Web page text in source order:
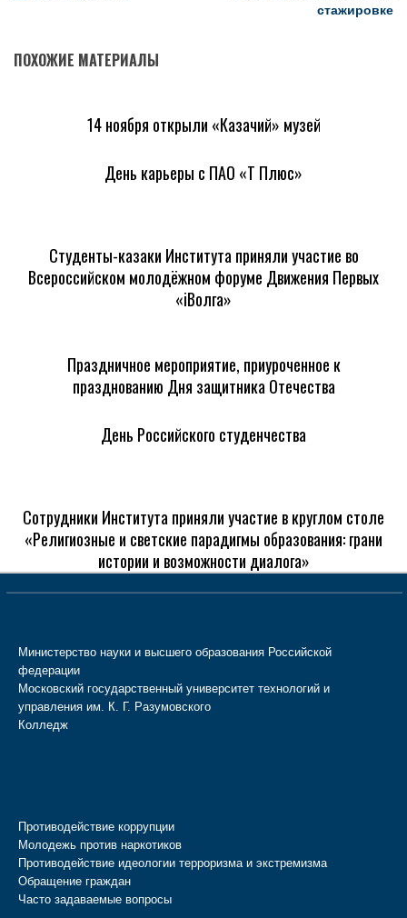
стажировке
ПОХОЖИЕ МАТЕРИАЛЫ
14 ноября открыли «Казачий» музей
День карьеры с ПАО «Т Плюс»
Студенты-казаки Института приняли участие во
Всероссийском молодёжном форуме Движения Первых
«iВолга»
Праздничное мероприятие, приуроченное к
празднованию Дня защитника Отечества
День Российского студенчества
Сотрудники Института приняли участие в круглом столе
«Религиозные и светские парадигмы образования: грани
истории и возможности диалога»
Министерство науки и высшего образования Российской
федерации
Московский государственный университет технологий и
управления им. К. Г. Разумовского
Колледж
Противодействие коррупции
Молодежь против наркотиков
Противодействие идеологии терроризма и экстремизма
Обращение граждан
Часто задаваемые вопросы